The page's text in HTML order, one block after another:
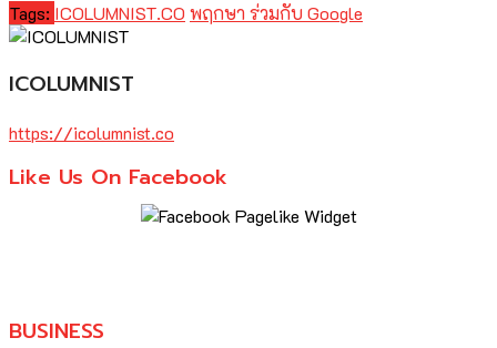
Tags: ICOLUMNIST.CO พฤกษา ร่วมกับ Google
ICOLUMNIST
https://icolumnist.co
Like Us On Facebook
BUSINESS